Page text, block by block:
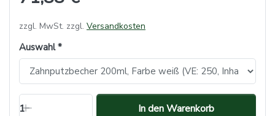
zzgl. MwSt. zzgl. Versandkosten
Auswahl
1 In den Warenkorb